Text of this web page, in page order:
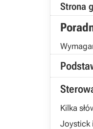
Strona
Kilka
Joystick